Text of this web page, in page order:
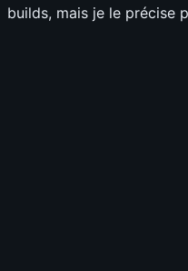
builds, mais je le précise